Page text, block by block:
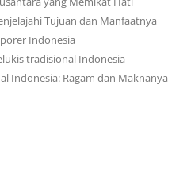
Tujuan dan Manfaatnya
Indonesia
tradisional Indonesia
Indonesia: Ragam dan Maknanya